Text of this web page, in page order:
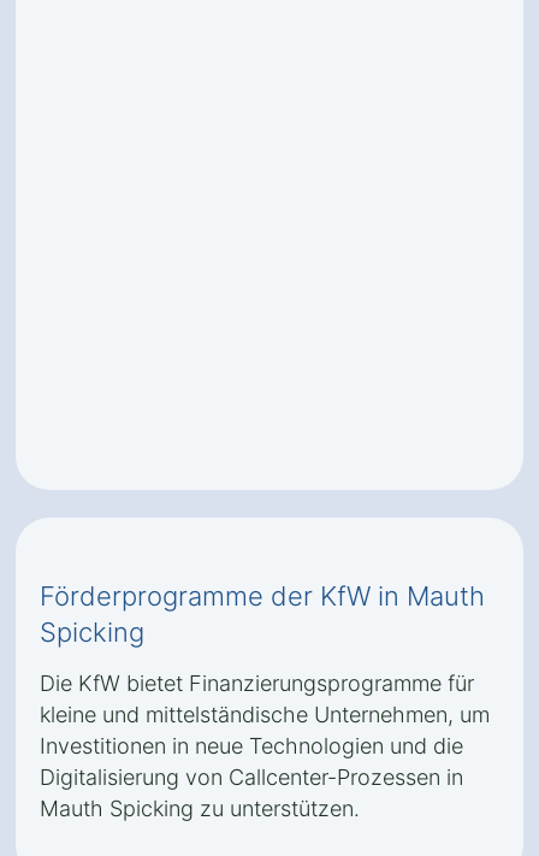
Förderprogramme der KfW in Mauth
Spicking
Die KfW bietet Finanzierungsprogramme für
kleine und mittelständische Unternehmen, um
Investitionen in neue Technologien und die
Digitalisierung von Callcenter-Prozessen in
Mauth Spicking zu unterstützen.